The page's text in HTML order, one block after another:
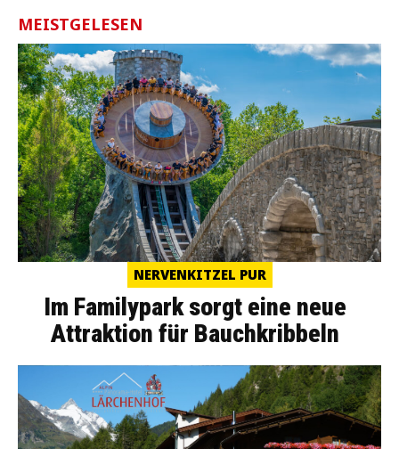
MEISTGELESEN
NERVENKITZEL PUR
Im Familypark sorgt eine neue
Attraktion für Bauchkribbeln